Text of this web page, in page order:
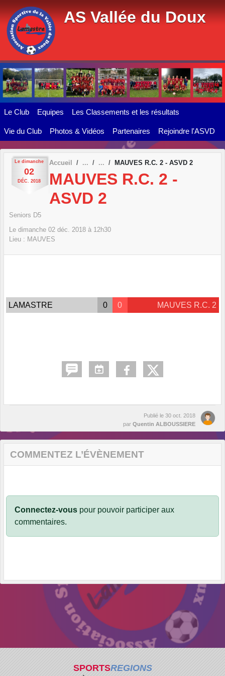
AS Vallée du Doux
Le Club Equipes Les Classements et les résultats
Vie du Club Photos & Vidéos Partenaires Rejoindre l'ASVD
Le dimanche
02
DÉC. 2018
Accueil MAUVES R.C. 2 - ASVD 2
MAUVES R.C. 2 -
ASVD 2
Seniors D5
Le dimanche 02 déc. 2018 à 12h30
Lieu : MAUVES
LAMASTRE 0 0 MAUVES R.C. 2
Publié le 30 oct. 2018
par Quentin ALBOUSSIERE
COMMENTEZ L’ÉVÈNEMENT
Connectez-vous pour pouvoir participer aux
commentaires.
SPORTSREGIONS
Panneau de gestion des cookies